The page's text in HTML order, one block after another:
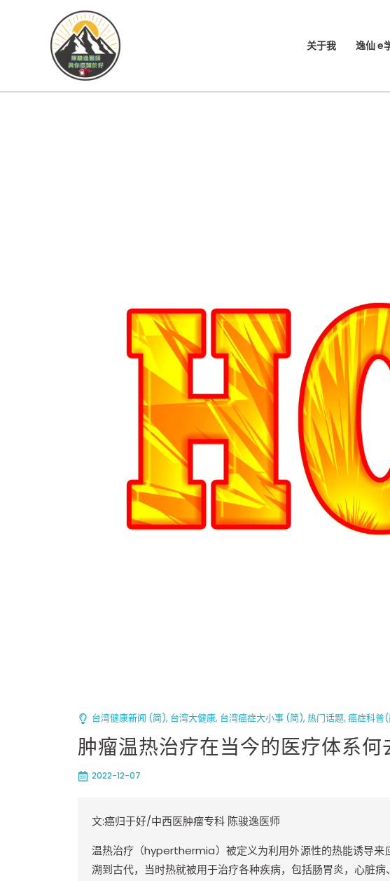
关于我 逸仙 e
台湾健康新闻 (简), 台湾大健康, 台湾癌症大小事 (简), 热门话题, 癌症科普
肿瘤温热治疗在当今的医疗体系何
2022-12-07
文:癌归于好/中西医肿瘤专科 陈骏逸医师
温热治疗（hyperthermia）被定义为利用外源性的热能诱导
溯到古代，当时热就被用于治疗各种疾病，包括肠胃炎，心脏病